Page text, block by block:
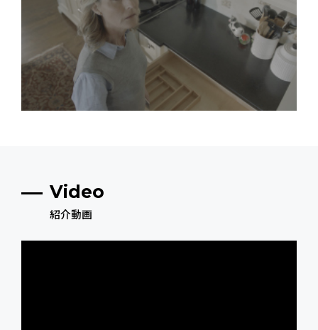
Video
紹介動画